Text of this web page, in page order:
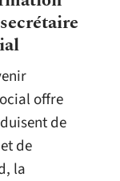
offre
de
de
la